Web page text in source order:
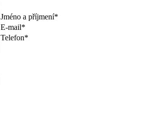
Jméno a příjmení*
E-mail*
Telefon*